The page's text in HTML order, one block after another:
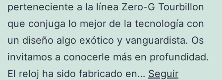
perteneciente a la línea Zero-G Tourbillon
que conjuga lo mejor de la tecnología con
un diseño algo exótico y vanguardista. Os
invitamos a conocerle más en profundidad.
El reloj ha sido fabricado en… Seguir